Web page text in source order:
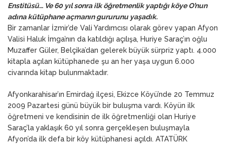
Enstitüsü… Ve 60 yıl sonra ilk öğretmenlik yaptığı köye O’nun
adına kütüphane açmanın gururunu yaşadık.
Bir zamanlar İzmir’de Vali Yardımcısı olarak görev yapan Afyon
Valisi Haluk İmga’nın da katıldığı açılışa, Huriye Saraç’ın oğlu
Muzaffer Güler, Belçika’dan gelerek büyük sürpriz yaptı. 4.000
kitapla açılan kütüphanede şu an her yaşa uygun 6.000
civarında kitap bulunmaktadır.
Afyonkarahisar’ın Emirdağ ilçesi, Ekizce Köyü’nde 20 Temmuz
2009 Pazartesi günü büyük bir buluşma vardı. Köyün ilk
öğretmeni ve kendisinin de ilk öğretmenliği olan Huriye
Saraç’la yaklaşık 60 yıl sonra gerçekleşen buluşmayla
Afyon’da ilk defa bir köy kütüphanesi açıldı. ATATÜRK